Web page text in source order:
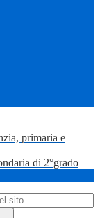
primaria e
di 2°grado